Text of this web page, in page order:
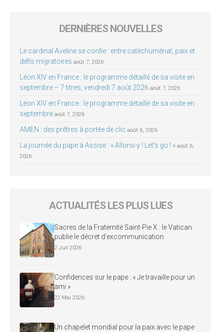
DERNIÈRES NOUVELLES
Le cardinal Aveline se confie : entre catéchuménat, paix et
défis migratoires août 7, 2026
Léon XIV en France : le programme détaillé de sa visite en
septembre – 7 titres, vendredi 7 août 2026 août 7, 2026
Léon XIV en France : le programme détaillé de sa visite en
septembre août 7, 2026
AMEN : des prêtres à portée de clic août 6, 2026
La journée du pape à Assise : « Allons-y ! Let’s go ! » août 6,
2026
ACTUALITÉS LES PLUS LUES
Sacres de la Fraternité Saint-Pie X : le Vatican
publie le décret d’excommunication
2 Juil 2026
Confidences sur le pape : « Je travaille pour un
ami »
22 Mai 2026
Un chapelet mondial pour la paix avec le pape